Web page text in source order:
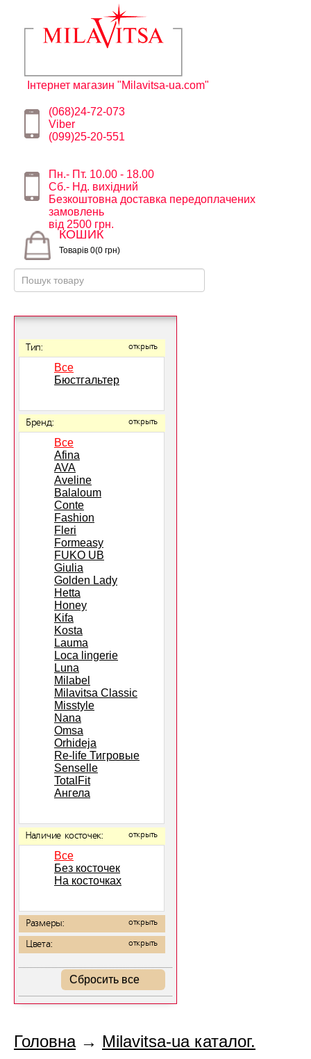
Інтернет магазин "Milavitsa-ua.com"
(068)24-72-073
Viber
(099)25-20-551
Пн.- Пт. 10.00 - 18.00
Сб.- Нд. вихідний
Безкоштовна доставка передоплачених
замовлень
від 2500 грн.
КОШИК
Товарів 0(0 грн)
Тип: открыть
Все
Бюстгальтер
Бренд: открыть
Все
Afina
AVA
Aveline
Balaloum
Conte
Fashion
Fleri
Formeasy
FUKO UB
Giulia
Golden Lady
Hetta
Honey
Kifa
Kosta
Lauma
Loca lingerie
Luna
Milabel
Milavitsa Classic
Misstyle
Nana
Omsa
Orhideja
Re-life Тигровые
Senselle
TotalFit
Ангела
Наличие косточек: открыть
Все
Без косточек
На косточках
Размеры: открыть
Цвета: открыть
Сбросить все
Головна→ Milavitsa-ua каталог.